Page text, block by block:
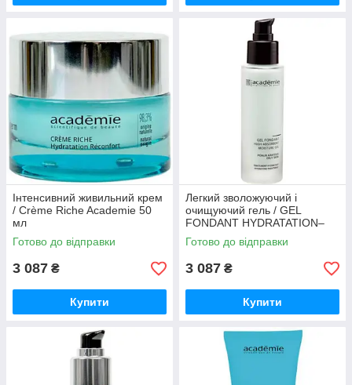
Інтенсивний живильний крем
/ Crème Riche Academie 50
мл
Готово до відправки
3 087 ₴
Купити
Легкий зволожуючий і
очищуючий гель / GEL
FONDANT HYDRATATION–
PURETE Academie 50 мл
Готово до відправки
3 087 ₴
Купити